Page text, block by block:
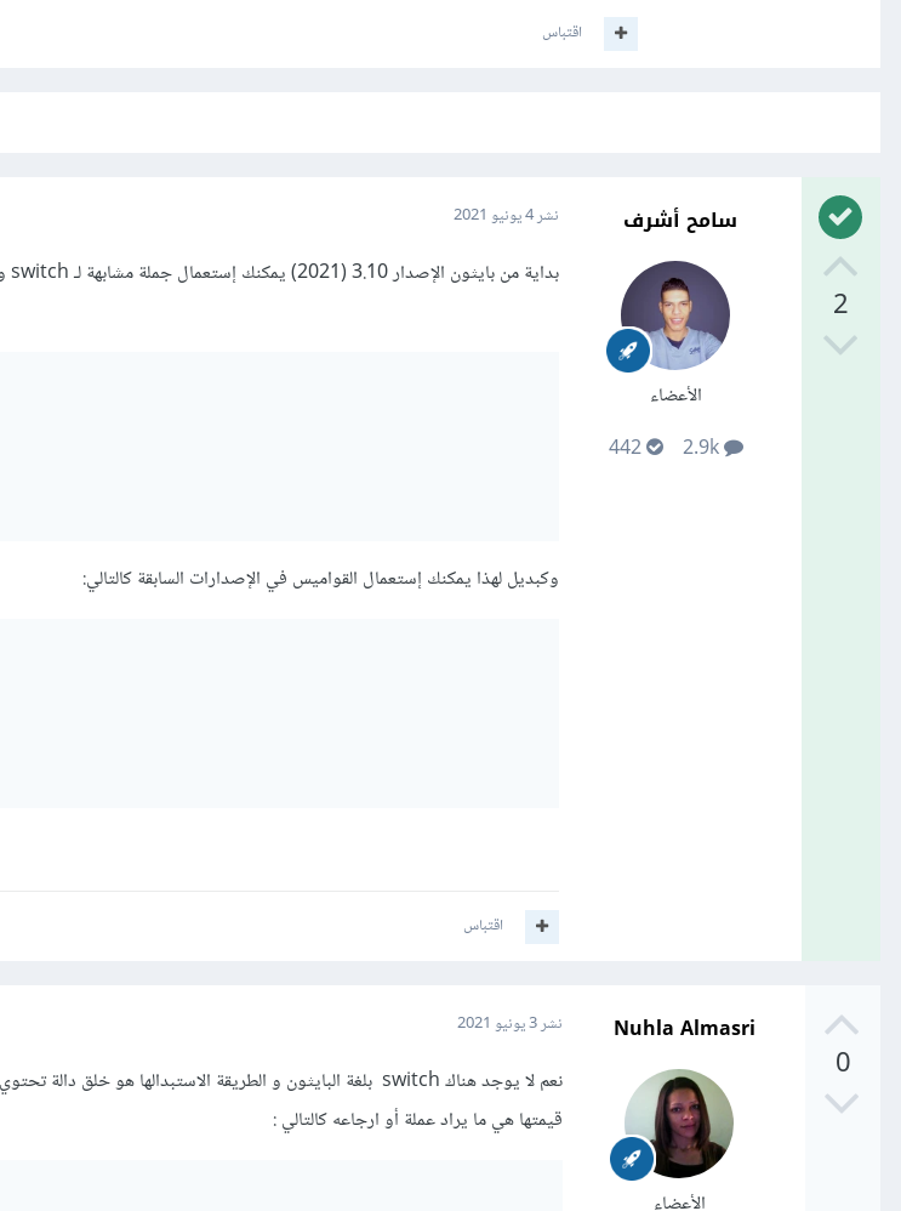
اقتباس
2
سامح أشرف
الأعضاء
2.9k
442
نشر4 يونيو 2021
بداية من بايثون الإصدار 3.10 (2021) يمكنك إستعمال جملة مشابهة لـ switch وهي match .. case كالتالي:
وكبديل لهذا يمكنك إستعمال القواميس في الإصدارات السابقة كالتالي:
اقتباس
0
Nuhla Almasri نشر3 يونيو 2021
قيمتها هي ما يراد عملة أو ارجاعه كالتالي :